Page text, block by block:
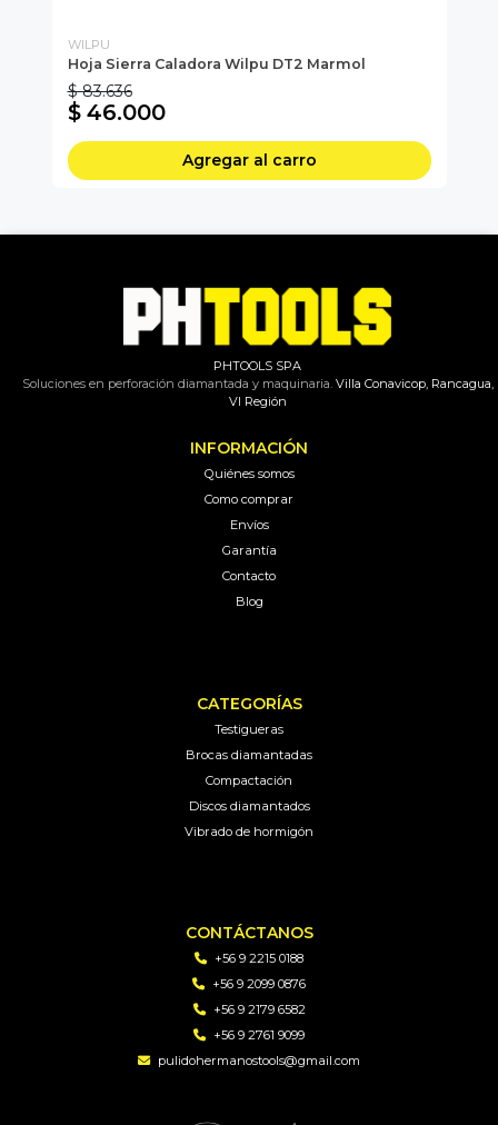
WILPU
Hoja Sierra Caladora Wilpu DT2 Marmol
$ 83.636
$ 46.000
Agregar al carro
PHTOOLS SPA
Soluciones en perforación diamantada y maquinaria.Villa Conavicop, Rancagua,
VI Región
INFORMACIÓN
Quiénes somos
Como comprar
Envíos
Garantía
Contacto
Blog
CATEGORÍAS
Testigueras
Brocas diamantadas
Compactación
Discos diamantados
Vibrado de hormigón
CONTÁCTANOS
+56 9 2215 0188
+56 9 2099 0876
+56 9 2179 6582
+56 9 2761 9099
pulidohermanostools@gmail.com